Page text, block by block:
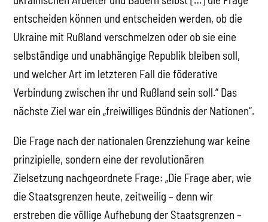
entscheiden können und entscheiden werden, ob die
Ukraine mit Rußland verschmelzen oder ob sie eine
selbständige und unabhängige Republik bleiben soll,
und welcher Art im letzteren Fall die föderative
Verbindung zwischen ihr und Rußland sein soll.“ Das
nächste Ziel war ein „freiwilliges Bündnis der Nationen“.
Die Frage nach der nationalen Grenzziehung war keine
prinzipielle, sondern eine der revolutionären
Zielsetzung nachgeordnete Frage: „Die Frage aber, wie
die Staatsgrenzen heute, zeitweilig – denn wir
erstreben die völlige Aufhebung der Staatsgrenzen –